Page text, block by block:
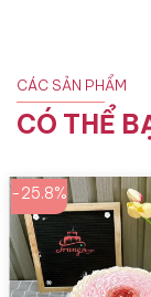
CÁC SẢN PHẨM
CÓ THỂ
-25.8%